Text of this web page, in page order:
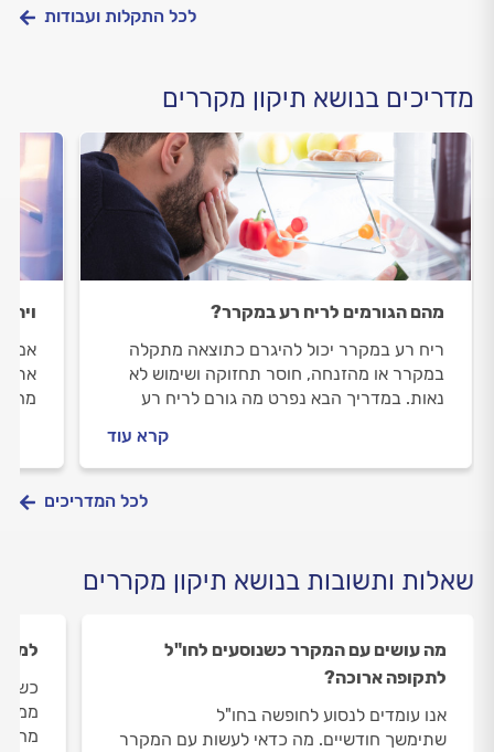
לכל התקלות ועבודות
מדריכים בנושא תיקון מקררים
מהם הגורמים לריח רע במקרר?
ריח רע במקרר יכול להיגרם כתוצאה מתקלה
במקרר או מהזנחה, חוסר תחזוקה ושימוש לא
נאות. במדריך הבא נפרט מה גורם לריח רע
קרא עוד
אם
אתם
מה
לכל המדריכים
שאלות ותשובות בנושא תיקון מקררים
מה עושים עם המקרר כשנוסעים לחו"ל
לתקופה ארוכה?
אנו עומדים לנסוע לחופשה בחו"ל
שתימשך חודשיים. מה כדאי לעשות עם המקרר
למה
ממש
מה